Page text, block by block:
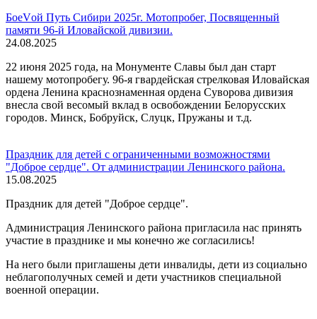
БоеVой Путь Сибири 2025г. Мотопробег, Посвященный
памяти 96-й Иловайской дивизии.
24.08.2025
22 июня 2025 года, на Монументе Славы был дан старт
нашему мотопробегу. 96-я гвардейская стрелковая Иловайская
ордена Ленина краснознаменная ордена Суворова дивизия
внесла свой весомый вклад в освобождении Белорусских
городов. Минск, Бобруйск, Слуцк, Пружаны и т.д.
Праздник для детей с ограниченными возможностями
"Доброе сердце". От администрации Ленинского района.
15.08.2025
Праздник для детей "Доброе сердце".
Администрация Ленинского района пригласила нас принять
участие в празднике и мы конечно же согласились!
На него были приглашены дети инвалиды, дети из социально
неблагополучных семей и дети участников специальной
военной операции.